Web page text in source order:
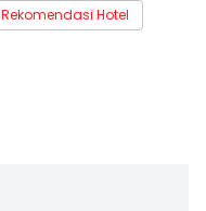
Rekomendasi Hotel